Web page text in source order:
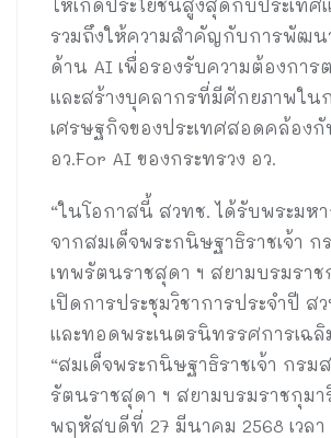
ให้เกิดประโยชน์สูงสุดกับประเทศ
รวมถึงให้ความสำคัญกับการพัฒ
ด้าน AI เพื่อรองรับความต้องการ
และสร้างบุคลากรที่มีศักยภาพใน
เศรษฐกิจของประเทศสอดคล้องกั
อว.For AI ของกระทรวง อว.
“ในโอกาสนี้ สวทช. ได้รับพระม
จากสมเด็จพระกนิษฐาธิราชเจ้า ก
เทพรัตนราชสุดา ฯ สยามบรมราช
เปิดการประชุมวิชาการประจำปี ส
และทอดพระเนตรนิทรรศการเฉลิ
“สมเด็จพระกนิษฐาธิราชเจ้า กรม
รัตนราชสุดา ฯ สยามบรมราชกุมา
พฤหัสบดีที่ 27 มีนาคม 2568 เวลา